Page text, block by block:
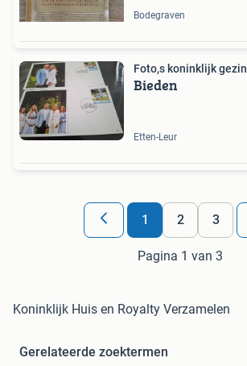
Bodegraven
Foto,s koninklijk gezin
Bieden
Etten-Leur
1 2 3
Pagina 1 van 3
Koninklijk Huis en Royalty Verzamelen
Gerelateerde zoektermen